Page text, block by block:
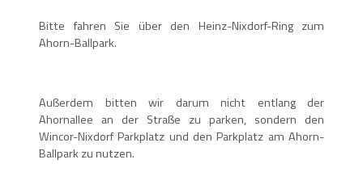
Bitte fahren Sie über den Heinz-Nixdorf-Ring zum
Ahorn-Ballpark.
Außerdem bitten wir darum nicht entlang der
Ahornallee an der Straße zu parken, sondern den
Wincor-Nixdorf Parkplatz und den Parkplatz am Ahorn-
Ballpark zu nutzen.